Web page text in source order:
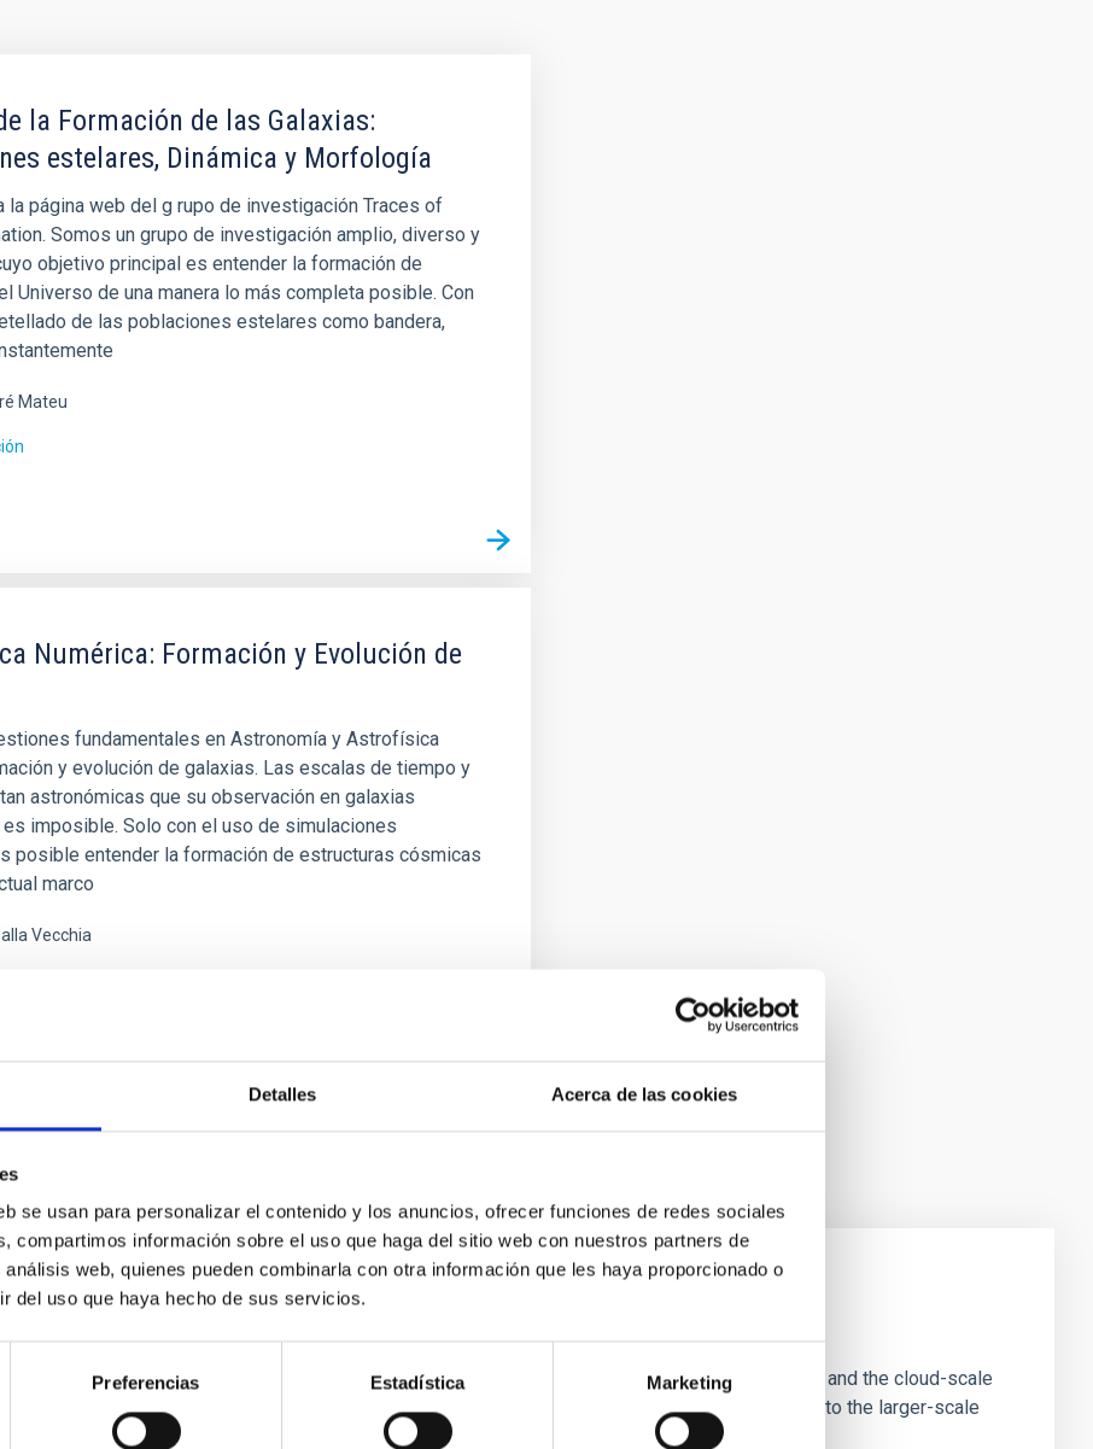
Detalles Acerca de las cookies
se usan para personalizar el contenido y los anuncios, ofrecer funciones de redes sociales
compartimos información sobre el uso que haga del sitio web con nuestros partners de
web, quienes pueden combinarla con otra información que les haya proporcionado o
del uso que haya hecho de sus servicios.
Preferencias Estadística Marketing
la Formación de las Galaxias:
estelares, Dinámica y Morfología
la página web del g rupo de investigación Traces of
Somos un grupo de investigación amplio, diverso y
objetivo principal es entender la formación de
Universo de una manera lo más completa posible. Con
de las poblaciones estelares como bandera,
Mateu
Numérica: Formación y Evolución de
fundamentales en Astronomía y Astrofísica
y evolución de galaxias. Las escalas de tiempo y
astronómicas que su observación en galaxias
imposible. Solo con el uso de simulaciones
posible entender la formación de estructuras cósmicas
marco
Vecchia
in the Transition between Cloud and Core Scales
expect to see alignments between the magnetic field orientation of star-forming dense cores and the cloud-scale
that the orientation of cores and their angular momentum vectors appear random with respect to the larger-scale